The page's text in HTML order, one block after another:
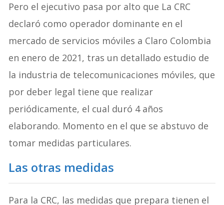
Pero el ejecutivo pasa por alto que La CRC
declaró como operador dominante en el
mercado de servicios móviles a Claro Colombia
en enero de 2021, tras un detallado estudio de
la industria de telecomunicaciones móviles, que
por deber legal tiene que realizar
periódicamente, el cual duró 4 años
elaborando. Momento en el que se abstuvo de
tomar medidas particulares.
Las otras medidas
Para la CRC, las medidas que prepara tienen el